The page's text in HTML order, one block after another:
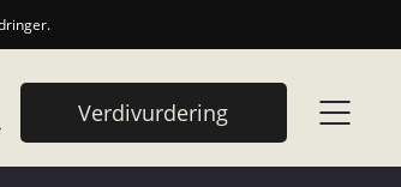
Verdivurdering